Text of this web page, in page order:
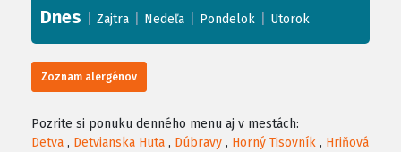
−
Dnes Zajtra Nedeľa Pondelok Utorok
Zoznam alergénov
Pozrite si ponuku denného menu aj v mestách:
Detva , Detvianska Huta , Dúbravy , Horný Tisovník , Hriňová